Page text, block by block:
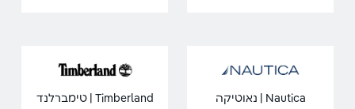
Nautica | נאוטיקה Timberland | טימברלנד